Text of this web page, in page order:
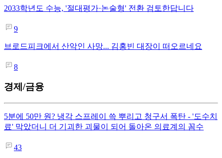
2033학년도 수능, '절대평가·논술형' 전환 검토한답니다
9
브로드피크에서 산악인 사망... 김홍빈 대장이 떠오르네요
8
경제/금융
5분에 50만 원? 냉각 스프레이 쓱 뿌리고 청구서 폭탄 - '도수치
료' 막았더니 더 기괴한 괴물이 되어 돌아온 의료계의 꼼수
43